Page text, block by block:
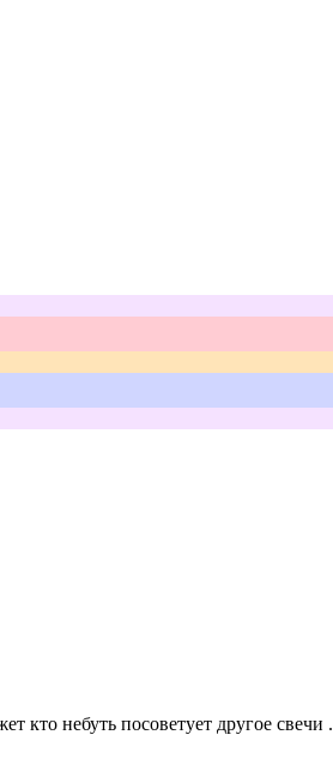
кто небуть посоветует другое свечи .